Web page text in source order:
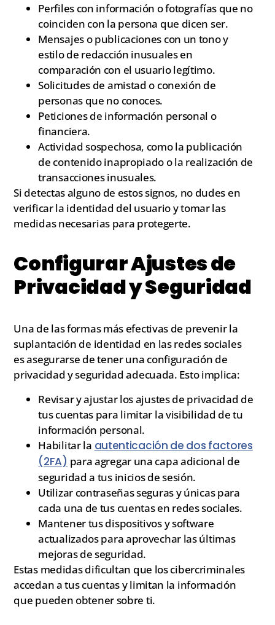
Perfiles con información o fotografías que no
coinciden con la persona que dicen ser.
Mensajes o publicaciones con un tono y
estilo de redacción inusuales en
comparación con el usuario legítimo.
Solicitudes de amistad o conexión de
personas que no conoces.
Peticiones de información personal o
financiera.
Actividad sospechosa, como la publicación
de contenido inapropiado o la realización de
transacciones inusuales.
Si detectas alguno de estos signos, no dudes en
verificar la identidad del usuario y tomar las
medidas necesarias para protegerte.
Configurar Ajustes de
Privacidad y Seguridad
Una de las formas más efectivas de prevenir la
suplantación de identidad en las redes sociales
es asegurarse de tener una configuración de
privacidad y seguridad adecuada. Esto implica:
Revisar y ajustar los ajustes de privacidad de
tus cuentas para limitar la visibilidad de tu
información personal.
Habilitar la autenticación de dos factores
(2FA) para agregar una capa adicional de
seguridad a tus inicios de sesión.
Utilizar contraseñas seguras y únicas para
cada una de tus cuentas en redes sociales.
Mantener tus dispositivos y software
actualizados para aprovechar las últimas
mejoras de seguridad.
Estas medidas dificultan que los cibercriminales
accedan a tus cuentas y limitan la información
que pueden obtener sobre ti.